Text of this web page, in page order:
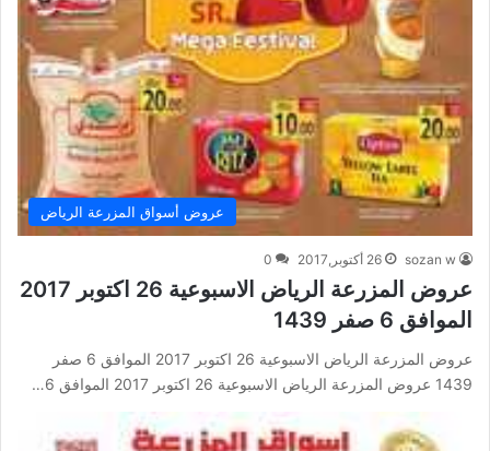
عروض أسواق المزرعة الرياض
sozan w 26 أكتوبر,2017 0
عروض المزرعة الرياض الاسبوعية 26 اكتوبر 2017
الموافق 6 صفر 1439
عروض المزرعة الرياض الاسبوعية 26 اكتوبر 2017 الموافق 6 صفر
1439 عروض المزرعة الرياض الاسبوعية 26 اكتوبر 2017 الموافق 6…